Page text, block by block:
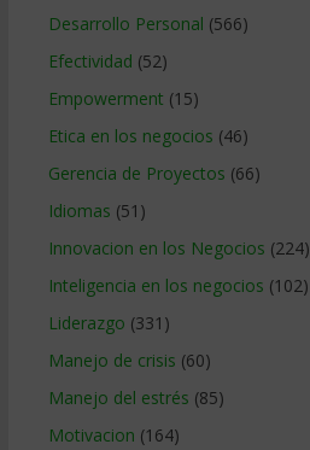
Desarrollo Personal (566)
Efectividad (52)
Empowerment (15)
Etica en los negocios (46)
Gerencia de Proyectos (66)
Idiomas (51)
Innovacion en los Negocios (224)
Inteligencia en los negocios (102)
Liderazgo (331)
Manejo de crisis (60)
Manejo del estrés (85)
Motivacion (164)